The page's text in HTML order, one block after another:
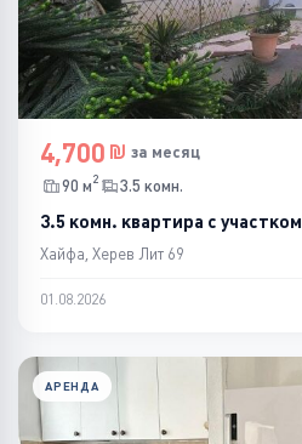
4,700
за месяц
90 м2 3.5 комн.
3.5 комн. квартира с участком
Хайфа, Херев Лит 69
01.08.2026
АРЕНДА